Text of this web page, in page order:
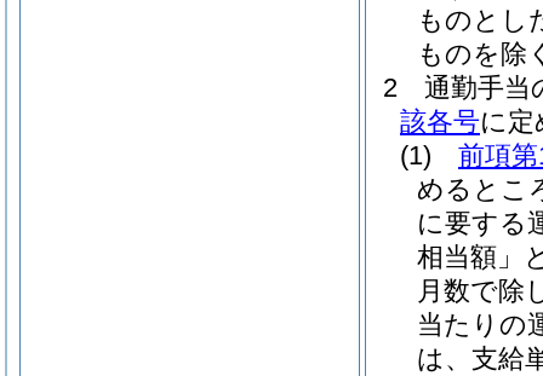
ものとし
ものを除
2
通勤手当
該各号に
(1)
前項
めるとこ
に要する
相当額」
月数で除
当たりの
は、支給